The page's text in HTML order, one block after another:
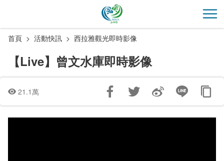
主
區
開
首頁 活動快訊 西拉雅觀光即時影像
【Live】曾文水庫即時影像
21.1萬